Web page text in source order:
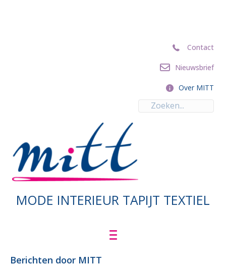
ContactContact
Nieuwsbrief
Nieuwsbrief
Over MITT
Over MITT
MODE INTERIEUR TAPIJT TEXTIEL
Berichten door MITT